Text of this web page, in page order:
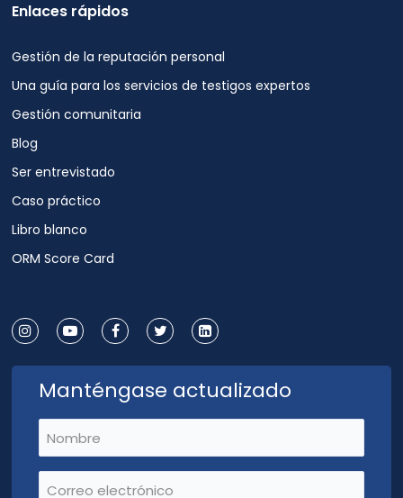
Enlaces rápidos
Gestión de la reputación personal
Una guía para los servicios de testigos expertos
Gestión comunitaria
Blog
Ser entrevistado
Caso práctico
Libro blanco
ORM Score Card
Manténgase actualizado
Nombre
Correo electrónico